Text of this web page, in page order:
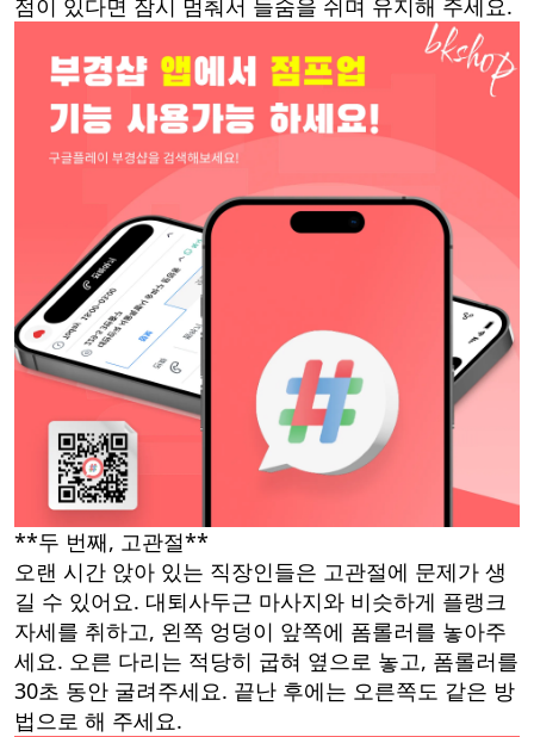
점이 있다면 잠시 멈춰서 들숨을 쉬며 유지해 주세요.
**두 번째, 고관절**
오랜 시간 앉아 있는 직장인들은 고관절에 문제가 생
길 수 있어요. 대퇴사두근 마사지와 비슷하게 플랭크
자세를 취하고, 왼쪽 엉덩이 앞쪽에 폼롤러를 놓아주
세요. 오른 다리는 적당히 굽혀 옆으로 놓고, 폼롤러를
30초 동안 굴려주세요. 끝난 후에는 오른쪽도 같은 방
법으로 해 주세요.